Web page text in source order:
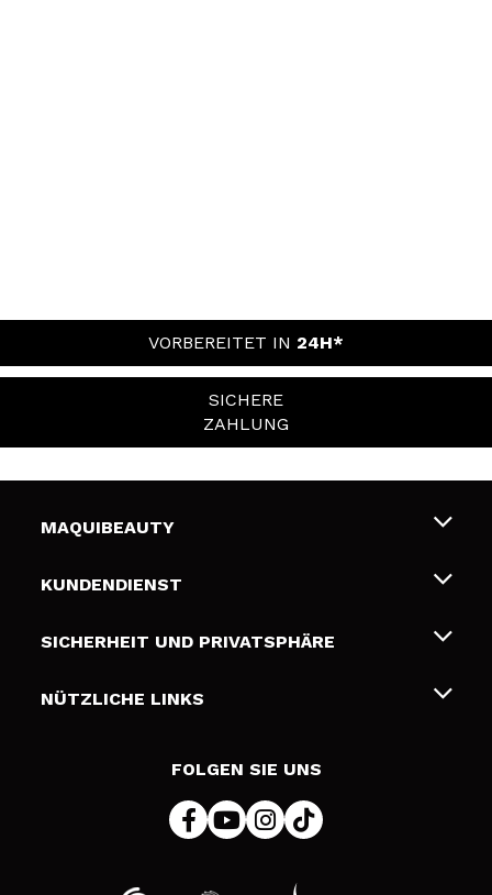
VORBEREITET IN 24H*
SICHERE
ZAHLUNG
MAQUIBEAUTY
Über uns
Geschenkkarten
KUNDENDIENST
Liefer- und Versandkosten
Zahlung
SICHERHEIT UND PRIVATSPHÄRE
Bedingungen und Datenschutz
NÜTZLICHE LINKS
FOLGEN SIE UNS